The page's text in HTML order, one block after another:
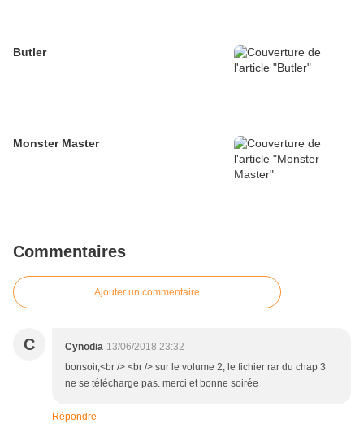
Butler
Monster Master
Commentaires
Ajouter un commentaire
C Cynodia 13/06/2018 23:32
bonsoir,<br /> <br /> sur le volume 2, le fichier rar du chap 3
ne se télécharge pas. merci et bonne soirée
Répondre